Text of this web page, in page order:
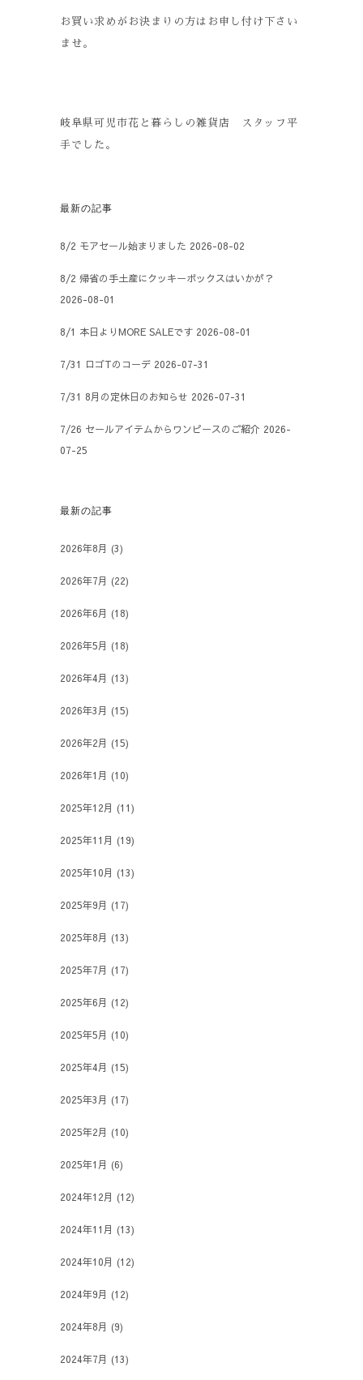
お買い求めがお決まりの方はお申し付け下さい
ませ。
岐阜県可児市花と暮らしの雑貨店 スタッフ平
手でした。
最新の記事
8/2 モアセール始まりました 2026-08-02
8/2 帰省の手土産にクッキーボックスはいかが？
2026-08-01
8/1 本日よりMORE SALEです 2026-08-01
7/31 ロゴTのコーデ 2026-07-31
7/31 8月の定休日のお知らせ 2026-07-31
7/26 セールアイテムからワンピースのご紹介 2026-
07-25
最新の記事
2026年8月 (3)
2026年7月 (22)
2026年6月 (18)
2026年5月 (18)
2026年4月 (13)
2026年3月 (15)
2026年2月 (15)
2026年1月 (10)
2025年12月 (11)
2025年11月 (19)
2025年10月 (13)
2025年9月 (17)
2025年8月 (13)
2025年7月 (17)
2025年6月 (12)
2025年5月 (10)
2025年4月 (15)
2025年3月 (17)
2025年2月 (10)
2025年1月 (6)
2024年12月 (12)
2024年11月 (13)
2024年10月 (12)
2024年9月 (12)
2024年8月 (9)
2024年7月 (13)